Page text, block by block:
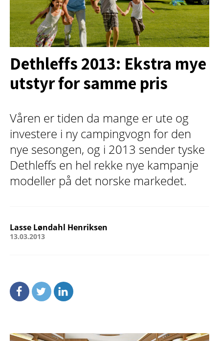
Dethleffs 2013: Ekstra mye
utstyr for samme pris
Våren er tiden da mange er ute og
investere i ny campingvogn for den
nye sesongen, og i 2013 sender tyske
Dethleffs en hel rekke nye kampanje
modeller på det norske markedet.
Lasse Løndahl Henriksen
13.03.2013